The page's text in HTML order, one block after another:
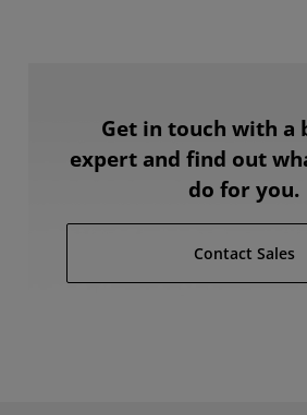
Get in touch with a
expert and find out
do for you.
Contact Sales